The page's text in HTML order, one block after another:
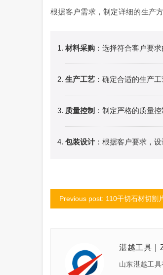
根据客户需求，制定详细的生产
材料采购 ：选择符合客户要
生产工艺 ：确定合适的生产
质量控制 ：制定严格的质量
包装设计：根据客户要求，
Previous post: 110干切石材切割
湛越工具｜
山东湛越工具